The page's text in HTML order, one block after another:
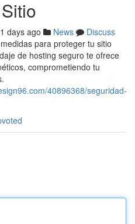
days ago News
Discuss
para proteger tu sitio
de hosting seguro te ofrece
comprometiendo tu
40896368/seguridad-